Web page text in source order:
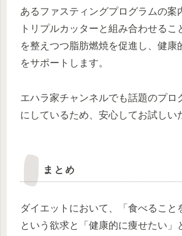
あるファスティングプログラムの案
トリプルカッターと組み合わせるこ
を整えつつ脂肪燃焼を促進し、健康
をサポートします。
エハラ家チャンネルでも話題のプロ
にしているため、安心してお試しい
まとめ
ダイエットにおいて、「食べること
という欲求と「健康的に痩せたい」